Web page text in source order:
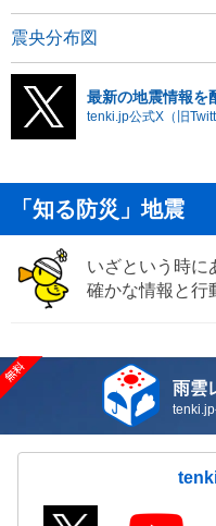
震央分布図
最新の地震情報を
tenki.jp公式X（旧
「知る防災」地震
いざという時に
確かな情報と行
雨雲